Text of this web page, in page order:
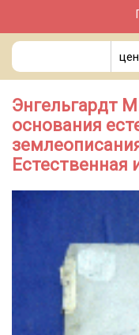
Энгельгардт
основания
Естественная